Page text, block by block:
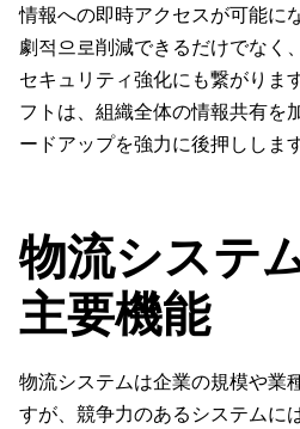
情報への即時アクセスが可能に
劇적으로削減できるだけでなく
セキュリティ強化にも繋がりま
フトは、組織全体の情報共有を
ードアップを強力に後押しします
物流システ
主要機能
物流システムは企業の規模や業
すが、競争力のあるシステムに